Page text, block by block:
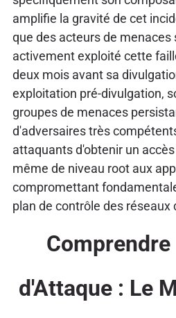
amplifie la gravité de cet
que des acteurs de
activement exploité cette
deux mois avant sa
exploitation pré-divulgation,
groupes de menaces
d'adversaires très
attaquants d'obtenir un
même de niveau root aux
compromettant
plan de contrôle des réseaux
d'Attaque : Le